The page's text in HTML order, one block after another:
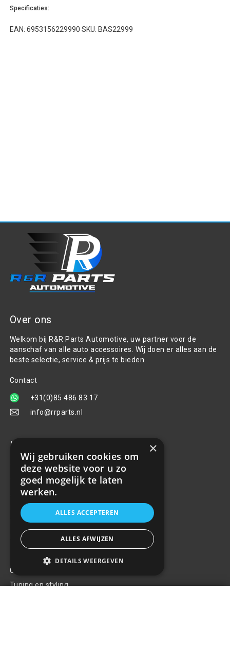
Specificaties:
EAN: 6953156229990 SKU: BAS22999
Over ons
Welkom bij R&R Parts Automotive, uw partner voor de
aanschaf van alle auto accessoires. Wij doen er alles aan de
beste selectie, service & prijs te bieden.
Contact
+31(0)85 486 83 17
info@rrparts.nl
Klantenservice
Over ons
Contact
Algemene voorwaarden
Privacy Policy
Klachten
Retouren en garantie
Handige links
Gereedschap
Tuning en styling
×
Wij gebruiken cookies om
deze website voor u zo
goed mogelijk te laten
werken.
ALLES ACCEPTEREN
ALLES AFWIJZEN
DETAILS WEERGEVEN